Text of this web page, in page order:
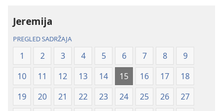
Jeremija
PREGLED SADRŽAJA
1 2 3 4 5 6 7 8
9
10
11 12 13 14 15 16 17
18
19
20 21 22 23 24 25 26
27